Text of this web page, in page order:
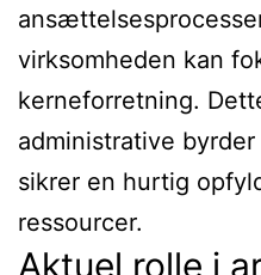
virksomheden kan
kerneforretning.
administrative
sikrer en hurtig
ressourcer.
Aktuel rolle i